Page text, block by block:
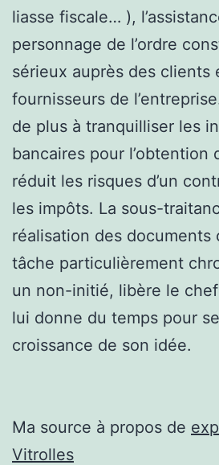
liasse fiscale… ),
personnage de l’ordre
sérieux auprès des clients
fournisseurs de
de plus à tranquilliser les
bancaires pour l’obtention
réduit les risques d’un
les impôts. La sous-
réalisation des documents
tâche particulièrement
un non-initié, libère le
lui donne du temps pour
croissance de son idée.
Ma source à propos de
Vitrolles